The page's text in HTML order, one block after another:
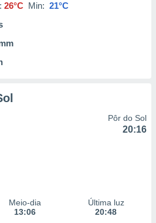
26°C Min: 21°C
Pôr do Sol
20:16
Meio-dia
13:06
Última luz
20:48